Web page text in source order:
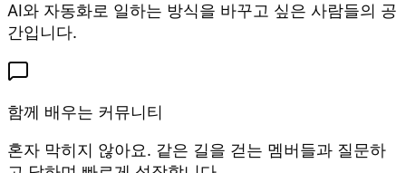
AI와 자동화로 일하는 방식을 바꾸고 싶은 사람들의 공
간입니다.
함께 배우는 커뮤니티
혼자 막히지 않아요. 같은 길을 걷는 멤버들과 질문하